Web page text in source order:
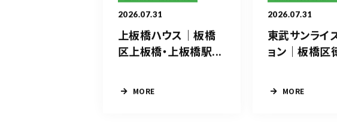
2026.07.31
上板橋ハウス｜板橋
区上板橋・上板橋駅...
MORE
2026.07.31
東武サンライ
ョン｜板橋区
MORE